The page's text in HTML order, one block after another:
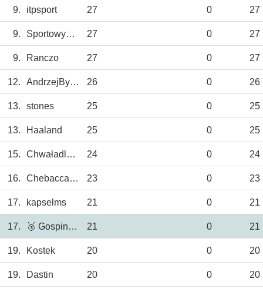
9. itpsport 27 0 27
9. SportowyTBG 27 0 27
9. Ranczo 27 0 27
12. AndrzejBystrzyc 26 0 26
13. stones 25 0 25
13. Haaland 25 0 25
15. ChwaładlaHetman 24 0 24
16. Chebacca2021 23 0 23
17. kapselms 21 0 21
17. 🥉 GospinTBG 21 0 21
19. Kostek 20 0 20
19. Dastin 20 0 20